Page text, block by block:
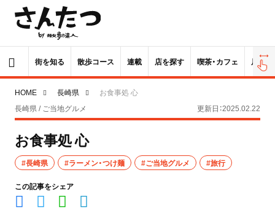
街を知る 散歩コース 連載 店を探す 喫茶・カフェ 居酒屋
HOME 長崎県
お食事処 心
長崎県 / ご当地グルメ
更新日：2025.02.22
お食事処 心
#長崎県 #ラーメン・つけ麺 #ご当地グルメ #旅行
この記事をシェア